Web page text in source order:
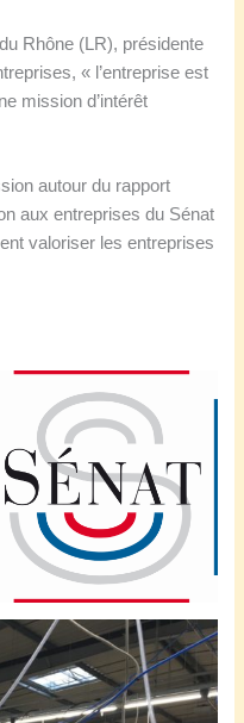
Rhône (LR), présidente
« l’entreprise est
mission d’intérêt
autour du rapport
aux entreprises du Sénat
valoriser les entreprises